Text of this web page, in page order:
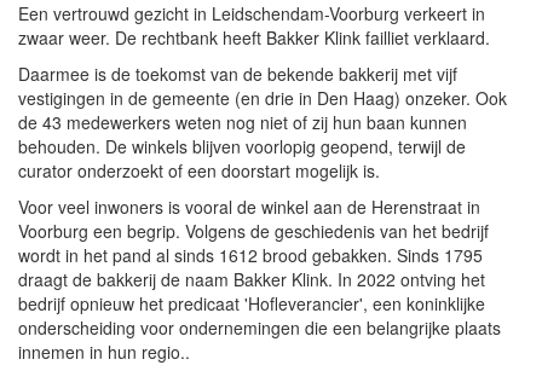
Een vertrouwd gezicht in Leidschendam-Voorburg verkeert in
zwaar weer. De rechtbank heeft Bakker Klink failliet verklaard.
Daarmee is de toekomst van de bekende bakkerij met vijf
vestigingen in de gemeente (en drie in Den Haag) onzeker. Ook
de 43 medewerkers weten nog niet of zij hun baan kunnen
behouden. De winkels blijven voorlopig geopend, terwijl de
curator onderzoekt of een doorstart mogelijk is.
Voor veel inwoners is vooral de winkel aan de Herenstraat in
Voorburg een begrip. Volgens de geschiedenis van het bedrijf
wordt in het pand al sinds 1612 brood gebakken. Sinds 1795
draagt de bakkerij de naam Bakker Klink. In 2022 ontving het
bedrijf opnieuw het predicaat 'Hofleverancier', een koninklijke
onderscheiding voor ondernemingen die een belangrijke plaats
innemen in hun regio..